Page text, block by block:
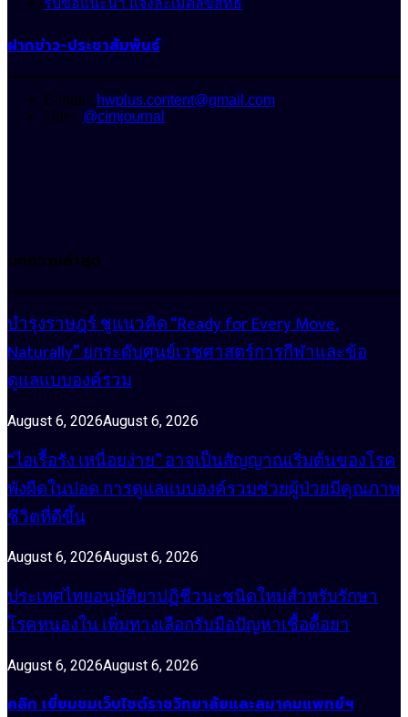
รับข้อแนะนำ แจ้งละเมิดลิขสิทธิ์
ฝากข่าว-ประชาสัมพันธ์
E-mail : hwplus.content@gmail.com
Line : @cimjournal
บทความล่าสุด
บำรุงราษฎร์ ชูแนวคิด “Ready for Every Move,
Naturally” ยกระดับศูนย์เวชศาสตร์การกีฬาและข้อ
ดูแลแบบองค์รวม
August 6, 2026August 6, 2026
“ไอเรื้อรัง เหนื่อยง่าย” อาจเป็นสัญญาณเริ่มต้นของโรค
พังผืดในปอด การดูแลแบบองค์รวมช่วยผู้ป่วยมีคุณภาพ
ชีวิตที่ดีขึ้น
August 6, 2026August 6, 2026
ประเทศไทยอนุมัติยาปฏิชีวนะชนิดใหม่สำหรับรักษา
โรคหนองใน เพิ่มทางเลือกรับมือปัญหาเชื้อดื้อยา
August 6, 2026August 6, 2026
คลิก เยี่ยมชมเว็บไซต์ราชวิทยาลัยและสมาคมแพทย์ฯ